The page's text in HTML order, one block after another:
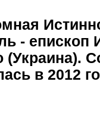
- епископ
(Украина).
в 2012